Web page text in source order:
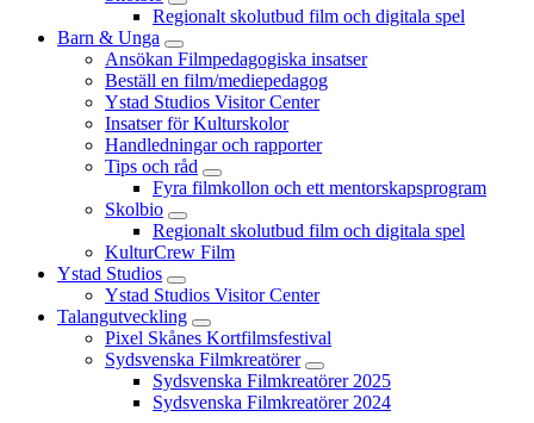
Regionalt skolutbud film och digitala spel
Barn & Unga
Ansökan Filmpedagogiska insatser
Beställ en film/mediepedagog
Ystad Studios Visitor Center
Insatser för Kulturskolor
Handledningar och rapporter
Tips och råd
Fyra filmkollon och ett mentorskapsprogram
Skolbio
Regionalt skolutbud film och digitala spel
KulturCrew Film
Ystad Studios
Ystad Studios Visitor Center
Talangutveckling
Pixel Skånes Kortfilmsfestival
Sydsvenska Filmkreatörer
Sydsvenska Filmkreatörer 2025
Sydsvenska Filmkreatörer 2024